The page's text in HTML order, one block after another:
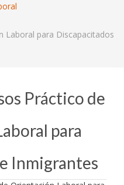
Laboral para Discapacitados
Práctico de
para
Inmigrantes